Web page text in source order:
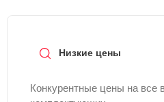
Низкие цены
Конкурентные цены на все